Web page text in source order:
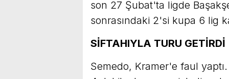
son 27 Şubat'ta ligde
sonrasındaki 2'si kupa 6 lig
SİFTAHIYLA TURU GETİRDİ
Semedo, Kramer'e faul